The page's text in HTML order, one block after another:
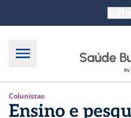
Colunistas
Ensino e